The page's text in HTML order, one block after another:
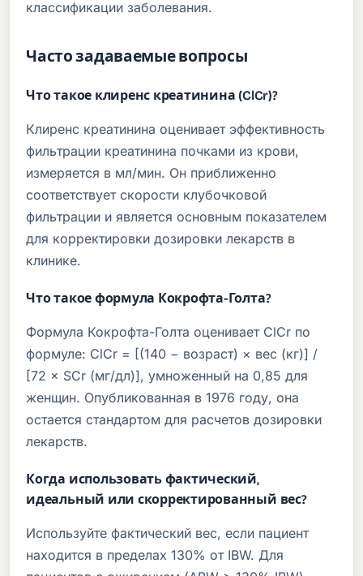
классификации заболевания.
Часто задаваемые вопросы
Что такое клиренс креатинина (ClCr)?
Клиренс креатинина оценивает эффективность
фильтрации креатинина почками из крови,
измеряется в мл/мин. Он приближенно
соответствует скорости клубочковой
фильтрации и является основным показателем
для корректировки дозировки лекарств в
клинике.
Что такое формула Кокрофта-Голта?
Формула Кокрофта-Голта оценивает ClCr по
формуле: ClCr = [(140 − возраст) × вес (кг)] /
[72 × SCr (мг/дл)], умноженный на 0,85 для
женщин. Опубликованная в 1976 году, она
остается стандартом для расчетов дозировки
лекарств.
Когда использовать фактический,
идеальный или скорректированный вес?
Используйте фактический вес, если пациент
находится в пределах 130% от IBW. Для